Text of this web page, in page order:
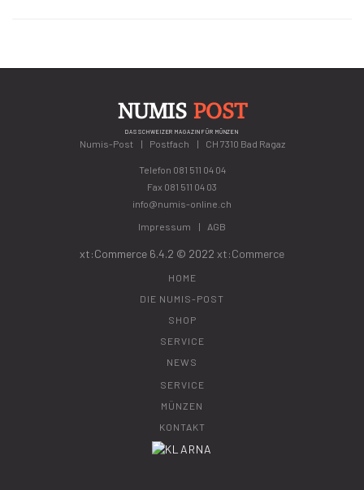
NUMIS POST
DAS SCHWEIZER MAGAZIN FÜR MÜNZEN
Numis-Post Postfach CH 7310 Bad Ragaz
Telefon 081 511 04 04
Fax 081 511 04 03
info@numis-online.ch
Impressum
AGB
xt:Commerce 6.4.2 © 2022 xt:Commerce
HOME
DIE NUMIS-POST
SHOP
SERVICE
NEWS
SERVICE
MÜNZEN
KONTAKT